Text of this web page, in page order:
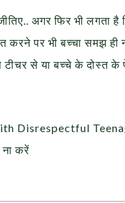
अगर फिर भी लगता है
करने पर भी बच्चा समझ ही
से या बच्चे के दोस्त के
Disrespectful
करें